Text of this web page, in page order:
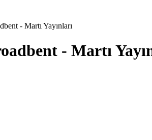
- Martı Yayınları
- Martı